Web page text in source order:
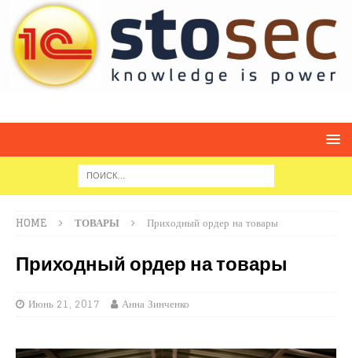
HOME ТОВАРЫ Приходный ордер на товары
Приходный ордер на товары
Июнь 21, 2017 Анна Зинченко